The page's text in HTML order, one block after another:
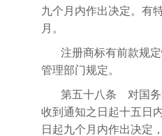
九个月内作出决定。有
月。
注册商标有前款规
管理部门规定。
第五十八条 对国务
收到通知之日起十五日
日起九个月内作出决定